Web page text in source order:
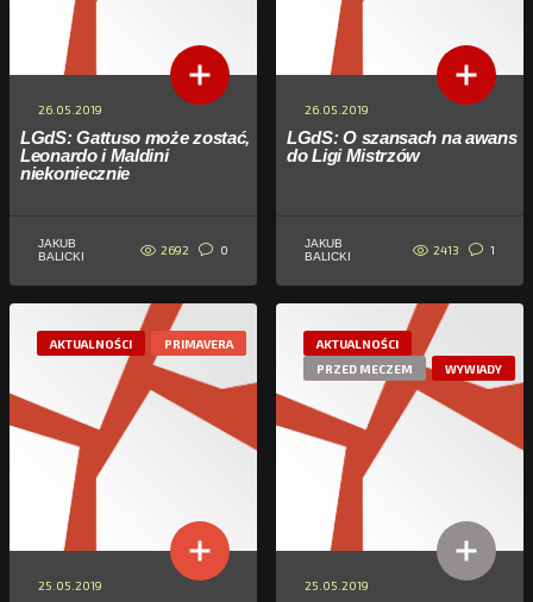
26.05.2019
LGdS: Gattuso może zostać,
Leonardo i Maldini
niekoniecznie
JAKUB
BALICKI
2692 0
26.05.2019
LGdS: O szansach na awans
do Ligi Mistrzów
JAKUB
BALICKI
2413 1
AKTUALNOŚCI PRIMAVERA
25.05.2019
AKTUALNOŚCI
PRZED MECZEM
WYWIADY
25.05.2019